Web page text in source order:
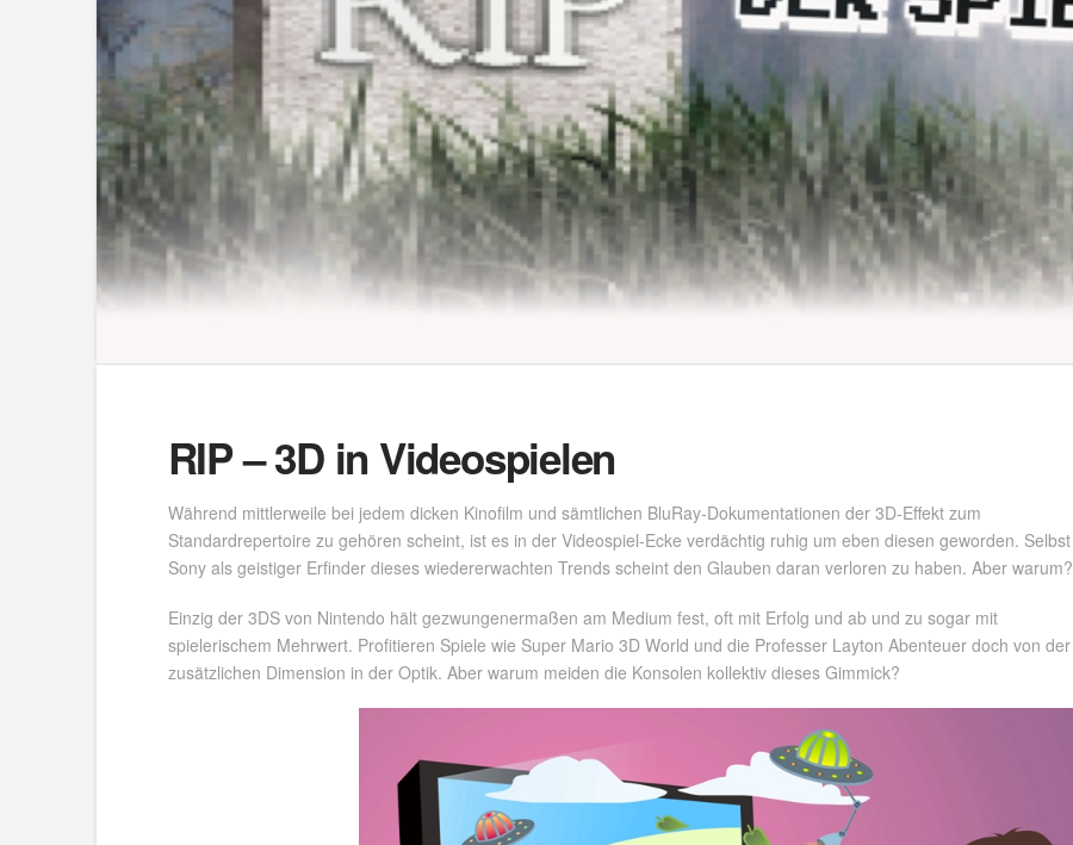
RIP – 3D in Videospielen
Während mittlerweile bei jedem dicken Kinofilm und sämtlichen BluRay-Dokumentationen der 3D-Effekt zum
Standardrepertoire zu gehören scheint, ist es in der Videospiel-Ecke verdächtig ruhig um eben diesen geworden. Selbst
Sony als geistiger Erfinder dieses wiedererwachten Trends scheint den Glauben daran verloren zu haben. Aber warum?
Einzig der 3DS von Nintendo hält gezwungenermaßen am Medium fest, oft mit Erfolg und ab und zu sogar mit
spielerischem Mehrwert. Profitieren Spiele wie Super Mario 3D World und die Professer Layton Abenteuer doch von der
zusätzlichen Dimension in der Optik. Aber warum meiden die Konsolen kollektiv dieses Gimmick?